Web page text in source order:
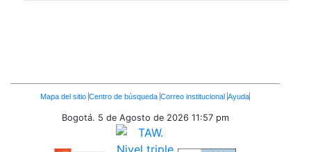
Enlaces
Inferiores
Mapa del sitio Centro de búsqueda Correo institucional Ayuda
Bogotá. 5 de Agosto de 2026 11:57 pm